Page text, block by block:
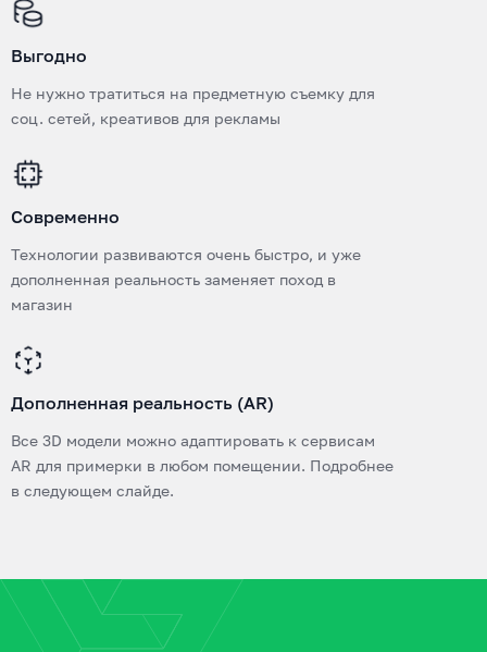
Выгодно
Не нужно тратиться на предметную съемку для
соц. сетей, креативов для рекламы
Современно
Технологии развиваются очень быстро, и уже
дополненная реальность заменяет поход в
магазин
Дополненная реальность (AR)
Все 3D модели можно адаптировать к сервисам
AR для примерки в любом помещении. Подробнее
в следующем слайде.